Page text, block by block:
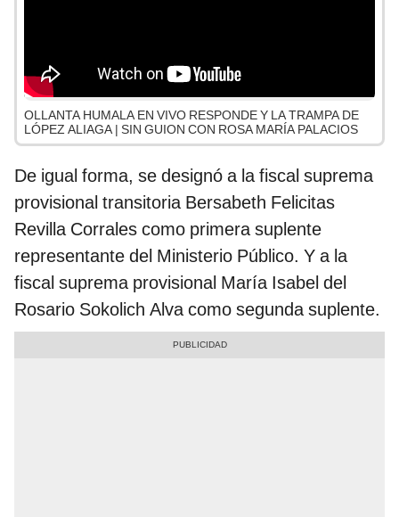
OLLANTA HUMALA EN VIVO RESPONDE Y LA TRAMPA DE
LÓPEZ ALIAGA | SIN GUION CON ROSA MARÍA PALACIOS
De igual forma, se designó a la fiscal suprema
provisional transitoria Bersabeth Felicitas
Revilla Corrales como primera suplente
representante del Ministerio Público. Y a la
fiscal suprema provisional María Isabel del
Rosario Sokolich Alva como segunda suplente.